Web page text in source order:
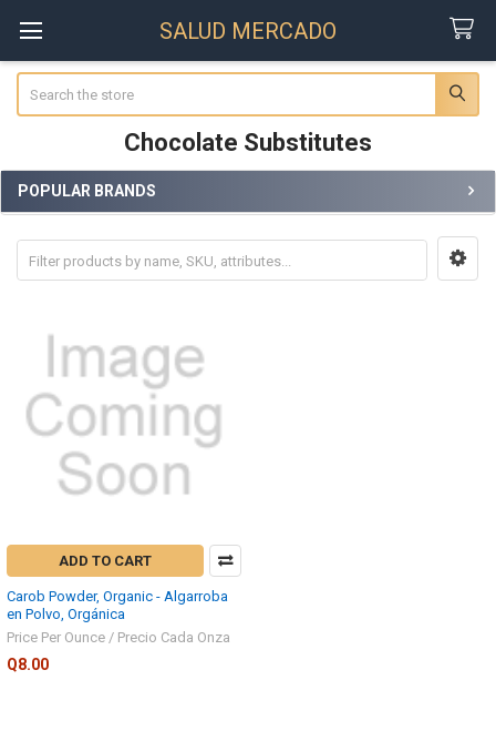
SALUD MERCADO
Chocolate Substitutes
Sidebar
POPULAR BRANDS
ADD TO CART
Carob Powder, Organic - Algarroba
en Polvo, Orgánica
Price Per Ounce / Precio Cada Onza
Q8.00